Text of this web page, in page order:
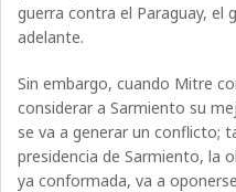
guerra contra el Paraguay, el
adelante.
Sin embargo, cuando Mitre
considerar a Sarmiento su
se va a generar un conflicto;
presidencia de Sarmiento, la
ya conformada, va a